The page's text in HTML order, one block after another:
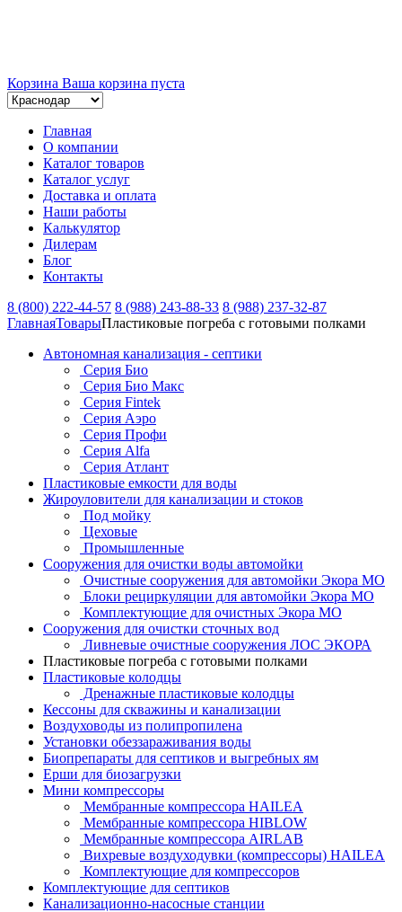
Корзина Ваша корзина пуста
Главная
О компании
Каталог товаров
Каталог услуг
Доставка и оплата
Наши работы
Калькулятор
Дилерам
Блог
Контакты
8 (800) 222-44-57 8 (988) 243-88-33 8 (988) 237-32-87
ГлавнаяТоварыПластиковые погреба с готовыми полками
Автономная канализация - септики
Серия Био
Серия Био Макс
Серия Fintek
Серия Аэро
Серия Профи
Серия Alfa
Серия Атлант
Пластиковые емкости для воды
Жироуловители для канализации и стоков
Под мойку
Цеховые
Промышленные
Сооружения для очистки воды автомойки
Очистные сооружения для автомойки Экора МО
Блоки рециркуляции для автомойки Экора МО
Комплектующие для очистных Экора МО
Сооружения для очистки сточных вод
Ливневые очистные сооружения ЛОС ЭКОРА
Пластиковые погреба с готовыми полками
Пластиковые колодцы
Дренажные пластиковые колодцы
Кессоны для скважины и канализации
Воздуховоды из полипропилена
Установки обеззараживания воды
Биопрепараты для септиков и выгребных ям
Ерши для биозагрузки
Мини компрессоры
Мембранные компрессора HAILEA
Мембранные компрессора HIBLOW
Мембранные компрессора AIRLAB
Вихревые воздуходувки (компрессоры) HAILEA
Комплектующие для компрессоров
Комплектующие для септиков
Канализационно-насосные станции